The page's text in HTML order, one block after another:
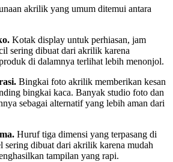
akrilik yang umum ditemui antara
Kotak display untuk perhiasan, jam
sering dibuat dari akrilik karena
di dalamnya terlihat lebih menonjol.
Bingkai foto akrilik memberikan kesan
bingkai kaca. Banyak studio foto dan
sebagai alternatif yang lebih aman dari
Huruf tiga dimensi yang terpasang di
sering dibuat dari akrilik karena mudah
tampilan yang rapi.